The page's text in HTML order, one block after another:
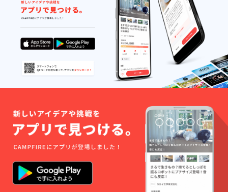
ていた
だいた
中で使
いやす
さを厳
選させ
て頂い
た商品
です。
※本来で
あれば
噌」が
入るべ
きです
が、冷
蔵品の
取り扱
いが難
しいた
め、今
の調味